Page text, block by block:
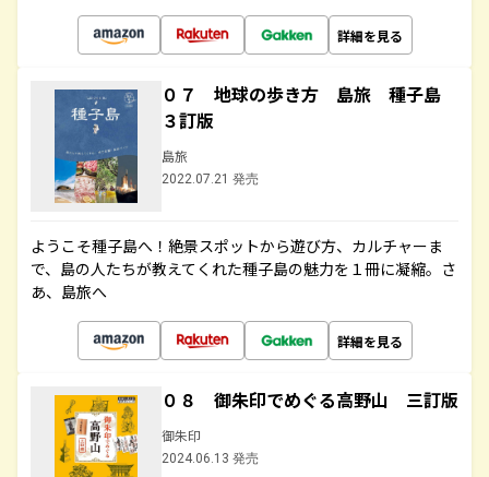
詳細を見る
０７ 地球の歩き方 島旅 種子島
３訂版
島旅
2022.07.21 発売
ようこそ種子島へ！絶景スポットから遊び方、カルチャーま
で、島の人たちが教えてくれた種子島の魅力を１冊に凝縮。さ
あ、島旅へ
詳細を見る
０８ 御朱印でめぐる高野山 三訂版
御朱印
2024.06.13 発売